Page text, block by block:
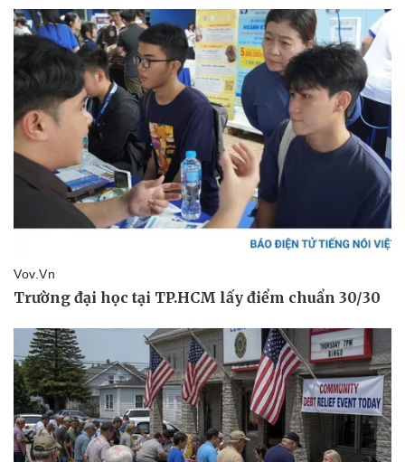
Khởi nghiệp
Tiêu dùng
Tỷ giá
Chứng khoán
Giá cà phê